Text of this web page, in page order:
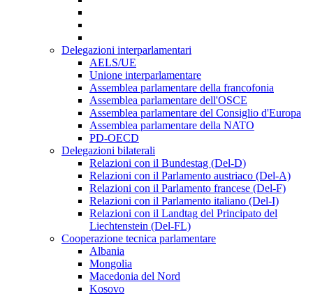
Delegazioni interparlamentari
AELS/UE
Unione interparlamentare
Assemblea parlamentare della francofonia
Assemblea parlamentare dell'OSCE
Assemblea parlamentare del Consiglio d'Europa
Assemblea parlamentare della NATO
PD-OECD
Delegazioni bilaterali
Relazioni con il Bundestag (Del-D)
Relazioni con il Parlamento austriaco (Del-A)
Relazioni con il Parlamento francese (Del-F)
Relazioni con il Parlamento italiano (Del-I)
Relazioni con il Landtag del Principato del
Liechtenstein (Del-FL)
Cooperazione tecnica parlamentare
Albania
Mongolia
Macedonia del Nord
Kosovo